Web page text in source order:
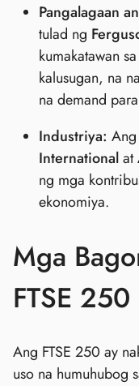
Pangalagaan
tulad ng
kumakatawan
kalusugan, na
na demand
Industriya:
Internationalat
ng mga
ekonomiya.
Mga
FTSE 250
Ang FTSE 250 ay
uso na humuhubog